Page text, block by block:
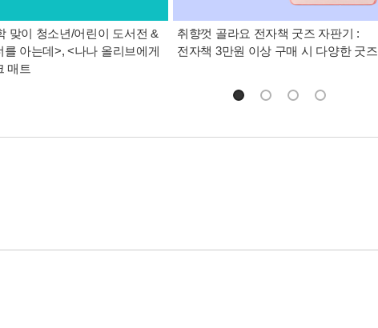
맞이 청소년/어린이 도서전 &
를 아는데>, <나나 올리브에게
매트
취향껏 골라요 전자책 굿즈 자판기 :
전자책 3만원 이상 구매 시 다양한 굿즈